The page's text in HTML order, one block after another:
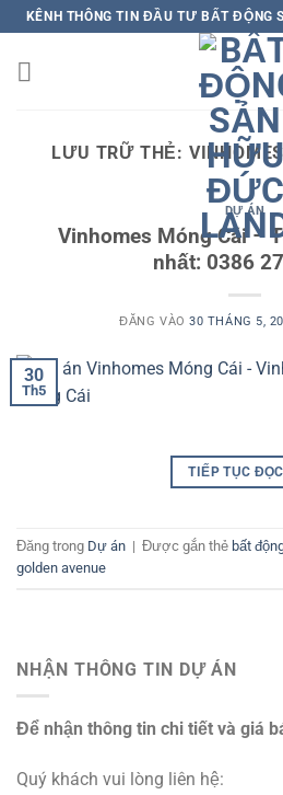
qua
nội
KÊNH THÔNG TIN ĐẦU TƯ BẤT ĐỘNG
LƯU TRỮ THẺ:
DỰ ÁN
Vinhomes Móng Cái –
nhất: 0386
ĐĂNG VÀO30 THÁNG 5,
30
Th5
TIẾP TỤC ĐỌC
Đăng trong Dự án | Được gắn thẻ bất
golden avenue
NHẬN THÔNG TIN DỰ ÁN
Để nhận thông tin chi tiết và giá
Quý khách vui lòng liên hệ: